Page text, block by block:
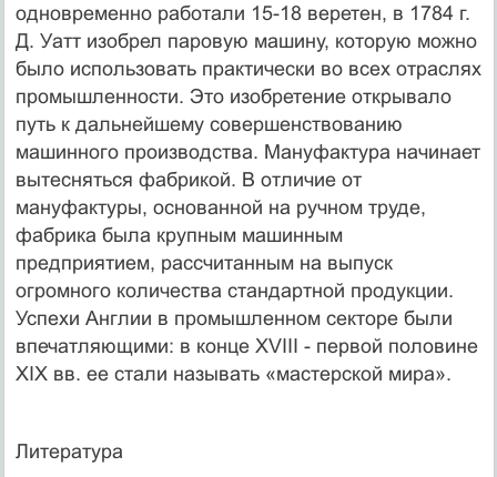
одновременно работали 15-18 веретен, в 1784 г.
Д. Уатт изобрел паровую машину, которую можно
было использовать практически во всех отраслях
промышленности. Это изобретение открывало
путь к дальнейшему совершенствованию
машинного производства. Мануфактура начинает
вытесняться фабрикой. В отличие от
мануфактуры, основанной на ручном труде,
фабрика была крупным машинным
предприятием, рассчитанным на выпуск
огромного количества стандартной продукции.
Успехи Англии в промышленном секторе были
впечатляющими: в конце XVIII - первой половине
XIX вв. ее стали называть «мастерской мира».
Литература